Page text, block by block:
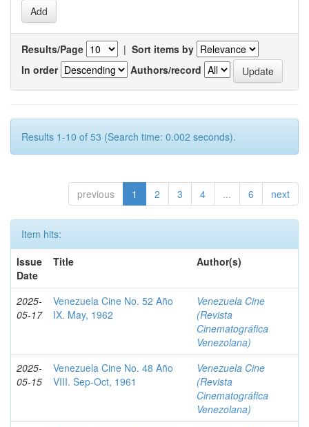
Results/Page | Sort items by
In order
Authors/record
Results 1-10 of 53 (Search time: 0.002 seconds).
previous 1 2 3 4 ... 6 next
Item hits:
Issue
Date
Title Author(s)
2025-
05-17
Venezuela Cine No. 52 Año
IX. May, 1962
Venezuela Cine
(Revista
Cinematográfica
Venezolana)
2025-
05-15
Venezuela Cine No. 48 Año
VIII. Sep-Oct, 1961
Venezuela Cine
(Revista
Cinematográfica
Venezolana)